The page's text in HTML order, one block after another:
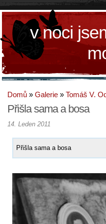
v noci
Domů » Galerie » Tomáš V.
Přišla sama a bosa
14. Leden 2011
Přišla sama a bosa